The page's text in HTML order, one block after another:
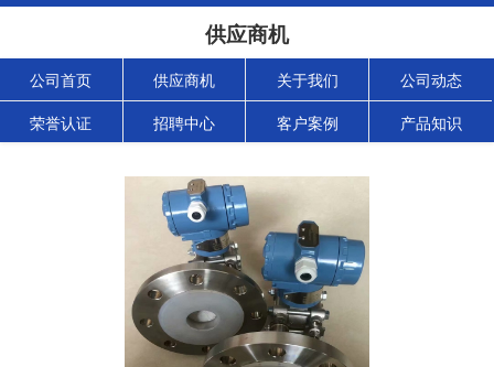
供应商机
公司首页 供应商机 关于我们 公司动态
荣誉认证 招聘中心 客户案例 产品知识